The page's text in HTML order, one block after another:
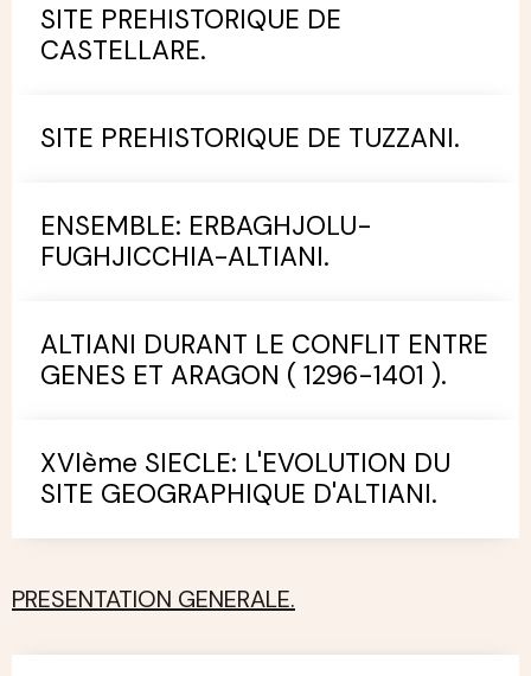
SITE PREHISTORIQUE DE
CASTELLARE.
SITE PREHISTORIQUE DE TUZZANI.
ENSEMBLE: ERBAGHJOLU-
FUGHJICCHIA-ALTIANI.
ALTIANI DURANT LE CONFLIT ENTRE
GENES ET ARAGON ( 1296-1401 ).
XVIème SIECLE: L'EVOLUTION DU
SITE GEOGRAPHIQUE D'ALTIANI.
PRESENTATION GENERALE.